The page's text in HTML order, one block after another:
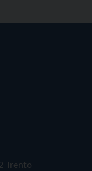
Trento